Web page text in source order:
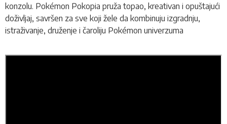
konzolu. Pokémon Pokopia pruža topao, kreativan i opuštajući
doživljaj, savršen za sve koji žele da kombinuju izgradnju,
istraživanje, druženje i čaroliju Pokémon univerzuma